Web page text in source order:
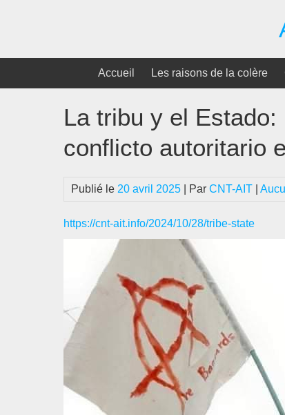
Accueil Les raisons de la colère
La tribu y el
conflicto autoritario
Publié le 20 avril 2025 | Par CNT-AIT
https://cnt-ait.info/2024/10/28/tribe-state